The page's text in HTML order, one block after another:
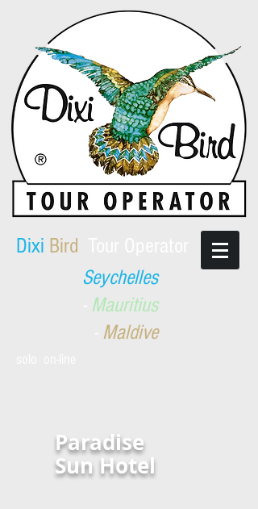
​Dixi Bird
Seychelles
Mauritius
Maldive
Paradise
Sun Hotel